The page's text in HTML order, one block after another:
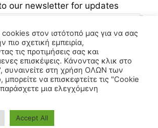
our newsletter for updates
2025Wetravel.gr
στον ιστότοπό μας για να σας
πιο σχετική εμπειρία,
τις προτιμήσεις σας και
επισκέψεις. Κάνοντας κλικ στο
συναινείτε στη χρήση ΟΛΩΝ των
να επισκεφτείτε τις "Cookie
μια ελεγχόμενη
Accept All